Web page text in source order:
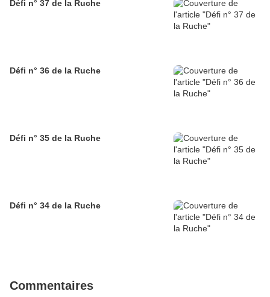
Défi n° 37 de la Ruche
Défi n° 36 de la Ruche
Défi n° 35 de la Ruche
Défi n° 34 de la Ruche
Commentaires